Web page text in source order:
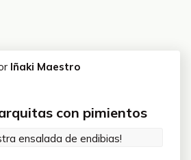
Iñaki Maestro
con pimientos
ensalada de endibias!